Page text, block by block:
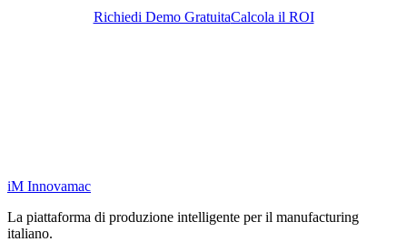
Richiedi Demo GratuitaCalcola il ROI
iM Innovamac
La piattaforma di produzione intelligente per il manufacturing
italiano.